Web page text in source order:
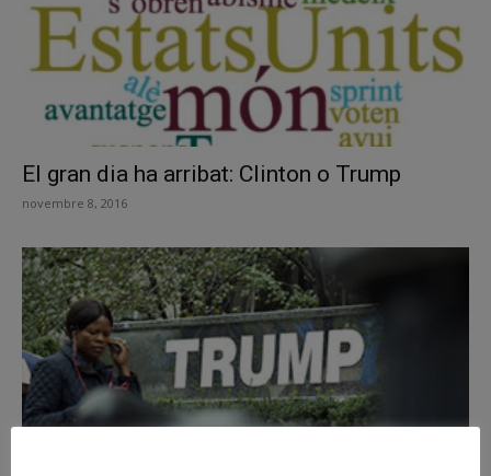
El gran dia ha arribat: Clinton o Trump
novembre 8, 2016